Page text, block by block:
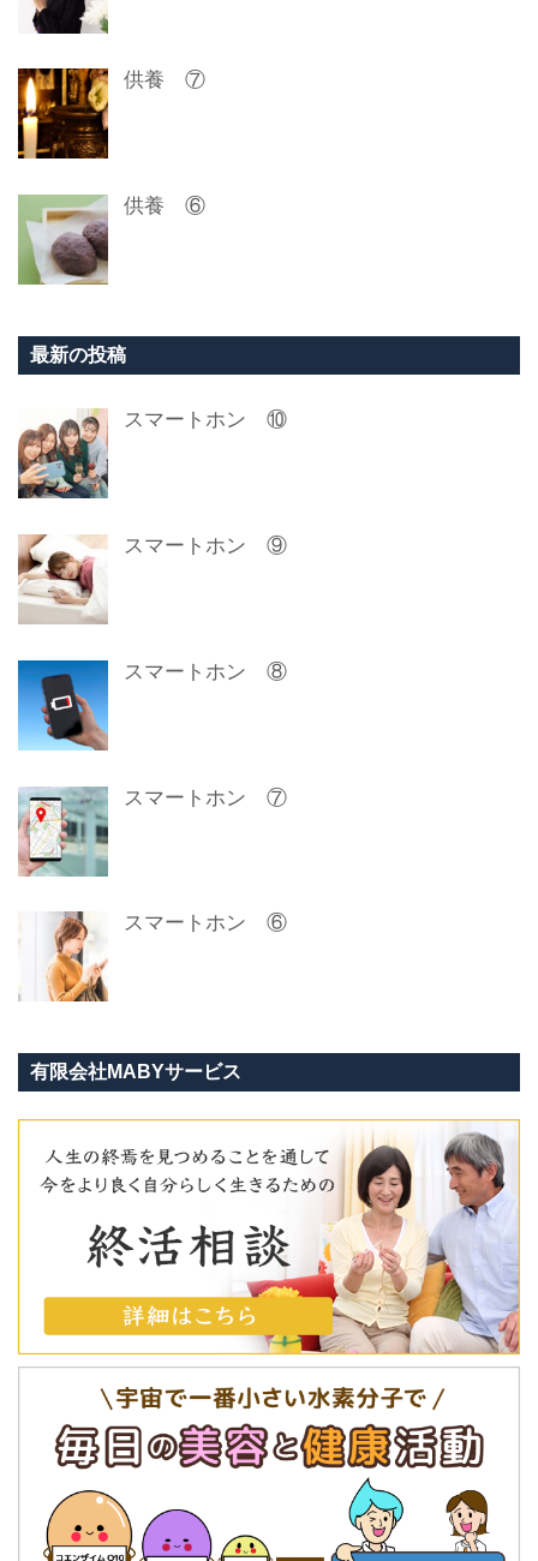
供養 ⑦
供養 ⑥
最新の投稿
スマートホン ⑩
スマートホン ⑨
スマートホン ⑧
スマートホン ⑦
スマートホン ⑥
有限会社MABYサービス